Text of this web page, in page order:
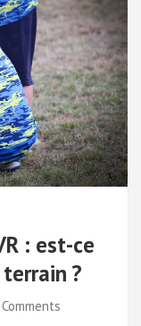
: est-ce
?